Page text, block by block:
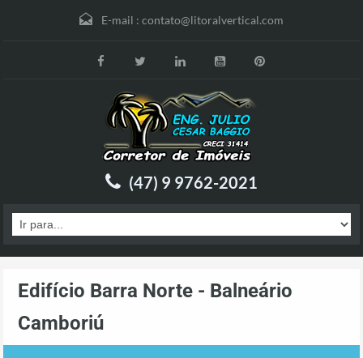
E-mail : contato@litoralvertical.com
(47) 9 9762-2021
Edifício Barra Norte - Balneário
Camboriú